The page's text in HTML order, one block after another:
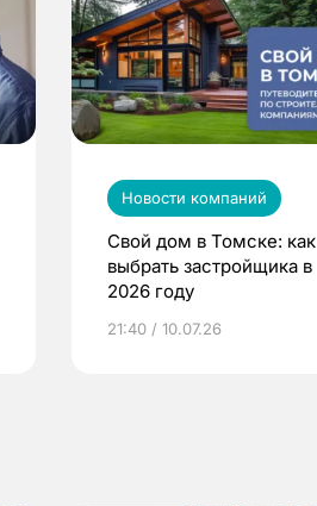
Новости компаний
Свой дом в Томске: как
выбрать застройщика в
2026 году
21:40 / 10.07.26